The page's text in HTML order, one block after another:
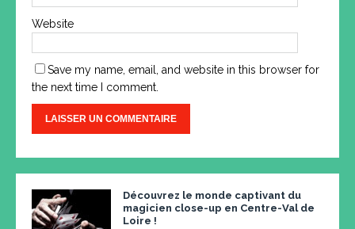
Website
Save my name, email, and website in this browser for
the next time I comment.
Découvrez le monde captivant du
magicien close-up en Centre-Val de
Loire !